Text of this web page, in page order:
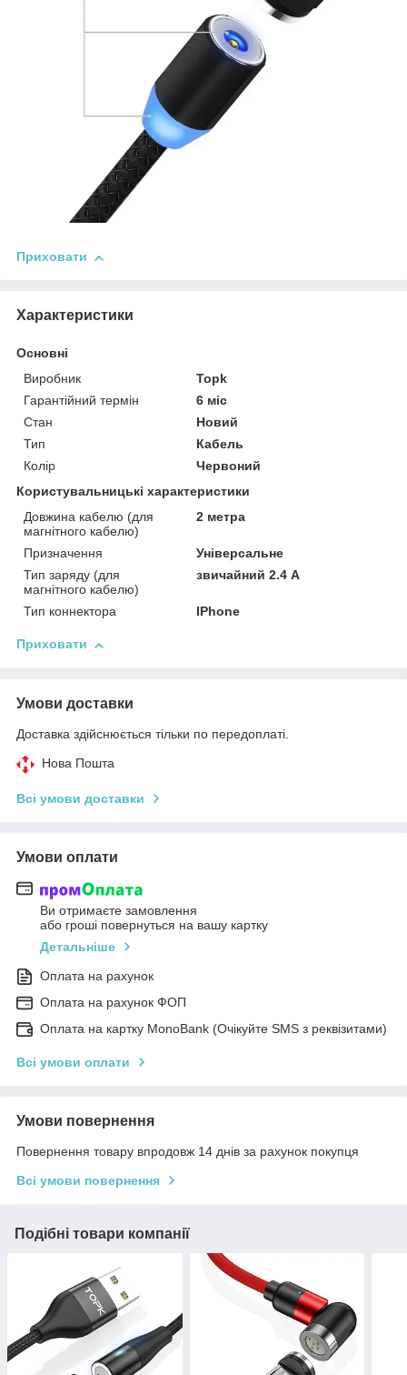
Приховати
Характеристики
Основні
Виробник
Topk
Гарантійний термін
6 міс
Стан
Новий
Тип
Кабель
Колір
Червоний
Користувальницькі характеристики
Довжина кабелю (для
магнітного кабелю)
2 метра
Призначення
Універсальне
Тип заряду (для
магнітного кабелю)
звичайний 2.4 А
Тип коннектора IPhone
Приховати
Умови доставки
Доставка здійснюється тільки по передоплаті.
Нова Пошта
Всі умови доставки
Умови оплати
Ви отримаєте замовлення
або гроші повернуться на вашу картку
Детальніше
Оплата на рахунок
Оплата на рахунок ФОП
Оплата на картку MonoBank (Очікуйте SMS з реквізитами)
Всі умови оплати
Умови повернення
Повернення товару впродовж 14 днів за рахунок покупця
Всі умови повернення
Подібні товари компанії